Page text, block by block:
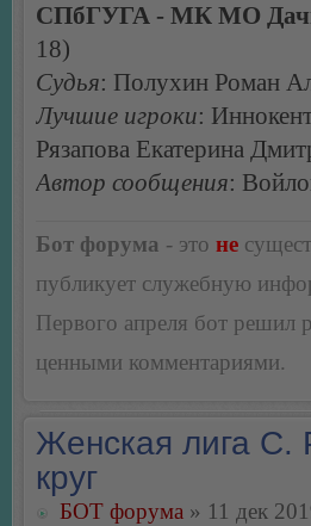
СПбГУГА - МК МО
18)
Судья: Полухин Роман
Лучшие игроки:
Рязапова Екатерина
Автор сообщения:
Бот форума - это не
публикует служебную
Первого апреля бот решил
ценными комментариями.
Женская лига С.
круг
БОТ форума » 11 дек